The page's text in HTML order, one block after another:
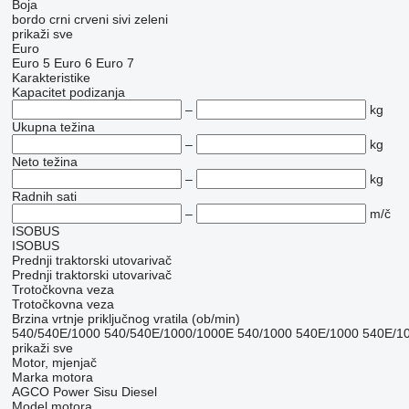
Boja
bordo crni crveni sivi zeleni
prikaži sve
Euro
Euro 5 Euro 6 Euro 7
Karakteristike
Kapacitet podizanja
–
kg
Ukupna težina
–
kg
Neto težina
–
kg
Radnih sati
–
m/č
ISOBUS
ISOBUS
Prednji traktorski utovarivač
Prednji traktorski utovarivač
Trotočkovna veza
Trotočkovna veza
Brzina vrtnje priključnog vratila (ob/min)
540/540E/1000 540/540E/1000/1000E 540/1000 540E/1000 540E/
prikaži sve
Motor, mjenjač
Marka motora
AGCO Power Sisu Diesel